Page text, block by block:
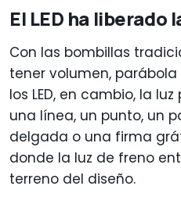
El LED ha liberado
Con las bombillas
tener volumen,
los LED, en cambio, la
una línea, un punto, un
delgada o una firma
donde la luz de freno
terreno del diseño.